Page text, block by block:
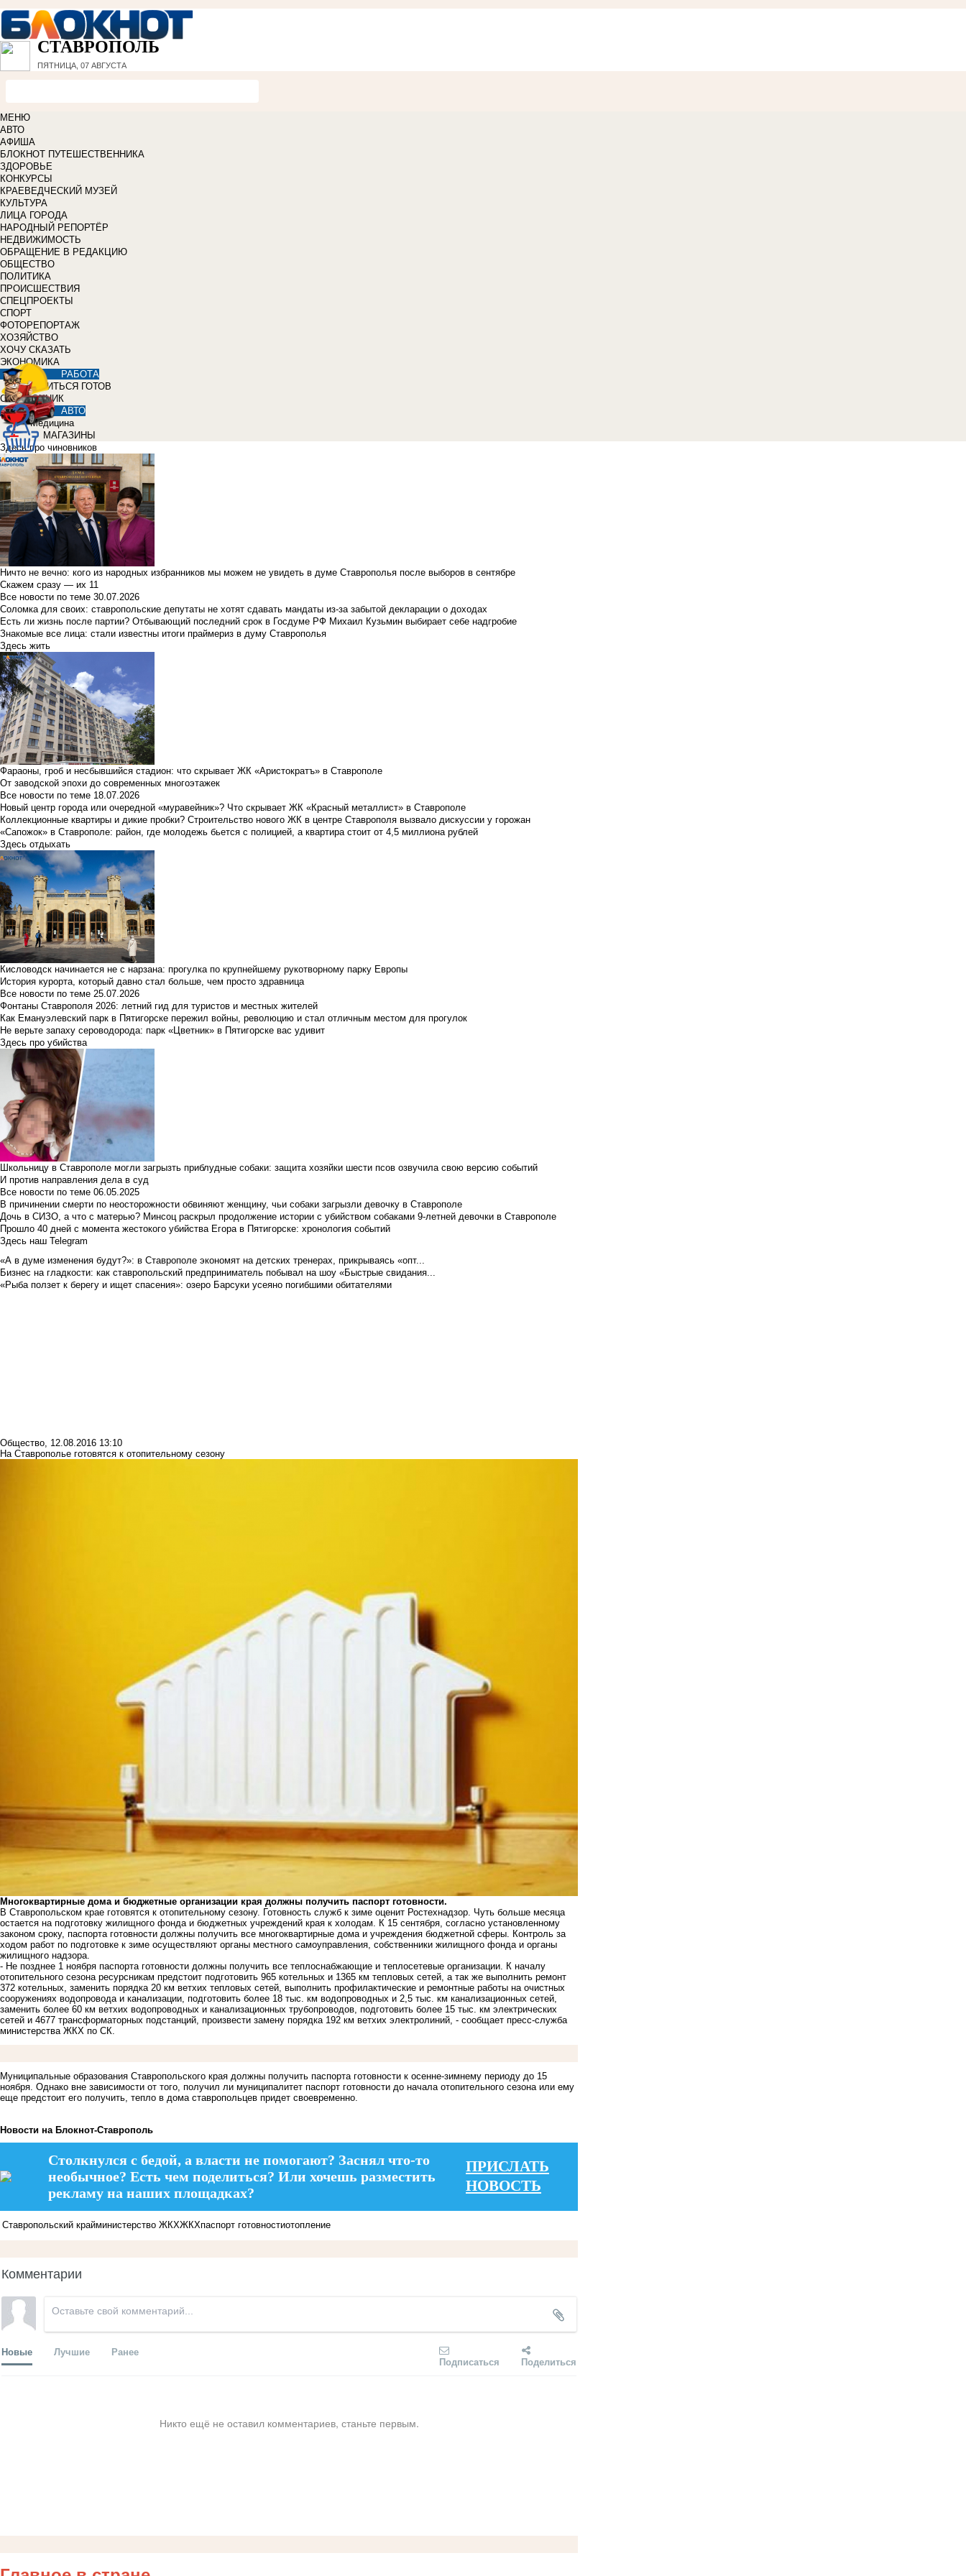
СТАВРОПОЛЬ
ПЯТНИЦА, 07 АВГУСТА
МЕНЮ
АВТО
АФИША
БЛОКНОТ ПУТЕШЕСТВЕННИКА
ЗДОРОВЬЕ
КОНКУРСЫ
КРАЕВЕДЧЕСКИЙ МУЗЕЙ
КУЛЬТУРА
ЛИЦА ГОРОДА
НАРОДНЫЙ РЕПОРТЁР
НЕДВИЖИМОСТЬ
ОБРАЩЕНИЕ В РЕДАКЦИЮ
ОБЩЕСТВО
ПОЛИТИКА
ПРОИСШЕСТВИЯ
СПЕЦПРОЕКТЫ
СПОРТ
ФОТОРЕПОРТАЖ
ХОЗЯЙСТВО
ХОЧУ СКАЗАТЬ
ЭКОНОМИКА
РАБОТА
УЧИТЬСЯ ГОТОВ
СПРАВОЧНИК
АВТО
Медицина
МАГАЗИНЫ
Здесь про чиновников
Ничто не вечно: кого из народных избранников мы можем не увидеть в думе Ставрополья после выборов в сентябре
Скажем сразу — их 11
Все новости по теме 30.07.2026
Соломка для своих: ставропольские депутаты не хотят сдавать мандаты из-за забытой декларации о доходах
Есть ли жизнь после партии? Отбывающий последний срок в Госдуме РФ Михаил Кузьмин выбирает себе надгробие
Знакомые все лица: стали известны итоги праймериз в думу Ставрополья
Здесь жить
Фараоны, гроб и несбывшийся стадион: что скрывает ЖК «Аристократъ» в Ставрополе
От заводской эпохи до современных многоэтажек
Все новости по теме 18.07.2026
Новый центр города или очередной «муравейник»? Что скрывает ЖК «Красный металлист» в Ставрополе
Коллекционные квартиры и дикие пробки? Строительство нового ЖК в центре Ставрополя вызвало дискуссии у горожан
«Сапожок» в Ставрополе: район, где молодежь бьется с полицией, а квартира стоит от 4,5 миллиона рублей
Здесь отдыхать
Кисловодск начинается не с нарзана: прогулка по крупнейшему рукотворному парку Европы
История курорта, который давно стал больше, чем просто здравница
Все новости по теме 25.07.2026
Фонтаны Ставрополя 2026: летний гид для туристов и местных жителей
Как Емануэлевский парк в Пятигорске пережил войны, революцию и стал отличным местом для прогулок
Не верьте запаху сероводорода: парк «Цветник» в Пятигорске вас удивит
Здесь про убийства
Школьницу в Ставрополе могли загрызть приблудные собаки: защита хозяйки шести псов озвучила свою версию событий
И против направления дела в суд
Все новости по теме 06.05.2025
В причинении смерти по неосторожности обвиняют женщину, чьи собаки загрызли девочку в Ставрополе
Дочь в СИЗО, а что с матерью? Минсоц раскрыл продолжение истории с убийством собаками 9-летней девочки в Ставрополе
Прошло 40 дней с момента жестокого убийства Егора в Пятигорске: хронология событий
Здесь наш Telegram
«А в думе изменения будут?»: в Ставрополе экономят на детских тренерах, прикрываясь «опт...
Бизнес на гладкости: как ставропольский предприниматель побывал на шоу «Быстрые свидания...
«Рыба ползет к берегу и ищет спасения»: озеро Барсуки усеяно погибшими обитателями
Общество, 12.08.2016 13:10
На Ставрополье готовятся к отопительному сезону
Многоквартирные дома и бюджетные организации края должны получить паспорт готовности.
В Ставропольском крае готовятся к отопительному сезону. Готовность служб к зиме оценит Ростехнадзор. Чуть больше месяца
остается на подготовку жилищного фонда и бюджетных учреждений края к холодам. К 15 сентября, согласно установленному
законом сроку, паспорта готовности должны получить все многоквартирные дома и учреждения бюджетной сферы. Контроль за
ходом работ по подготовке к зиме осуществляют органы местного самоуправления, собственники жилищного фонда и органы
жилищного надзора.
- Не позднее 1 ноября паспорта готовности должны получить все теплоснабжающие и теплосетевые организации. К началу
отопительного сезона ресурсникам предстоит подготовить 965 котельных и 1365 км тепловых сетей, а так же выполнить ремонт
372 котельных, заменить порядка 20 км ветхих тепловых сетей, выполнить профилактические и ремонтные работы на очистных
сооружениях водопровода и канализации, подготовить более 18 тыс. км водопроводных и 2,5 тыс. км канализационных сетей,
заменить более 60 км ветхих водопроводных и канализационных трубопроводов, подготовить более 15 тыс. км электрических
сетей и 4677 трансформаторных подстанций, произвести замену порядка 192 км ветхих электролиний, - сообщает пресс-служба
министерства ЖКХ по СК.
Муниципальные образования Ставропольского края должны получить паспорта готовности к осенне-зимнему периоду до 15
ноября. Однако вне зависимости от того, получил ли муниципалитет паспорт готовности до начала отопительного сезона или ему
еще предстоит его получить, тепло в дома ставропольцев придет своевременно.
Новости на Блoкнoт-Ставрополь
Столкнулся с бедой, а власти не помогают? Заснял что-то
необычное? Есть чем поделиться? Или хочешь разместить
рекламу на наших площадках?
ПРИСЛАТЬ
НОВОСТЬ
Ставропольский крайминистерство ЖКХЖКХпаспорт готовностиотопление
Комментарии
Новые Лучшие Ранее
Подписаться Поделиться
Никто ещё не оставил комментариев, станьте первым.